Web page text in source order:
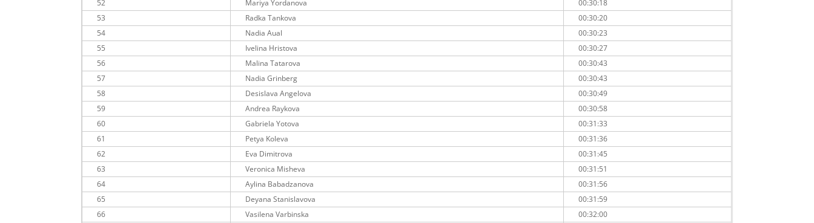
52
Mariya Yordanova
00:30:18
53
Radka Tankova
00:30:20
54
Nadia Aual
00:30:23
55
Ivelina Hristova
00:30:27
56
Malina Tatarova
00:30:43
57
Nadia Grinberg
00:30:43
58
Desislava Angelova
00:30:49
59
Andrea Raykova
00:30:58
60
Gabriela Yotova
00:31:33
61
Petya Koleva
00:31:36
62
Eva Dimitrova
00:31:45
63
Veronica Misheva
00:31:51
64
Aylina Babadzanova
00:31:56
65
Deyana Stanislavova
00:31:59
66
Vasilena Varbinska
00:32:00